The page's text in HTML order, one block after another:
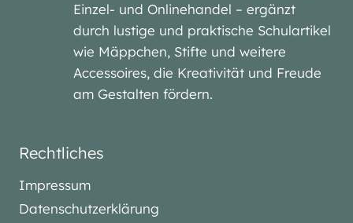
Einzel- und Onlinehandel – ergänzt
durch lustige und praktische Schulartikel
wie Mäppchen, Stifte und weitere
Accessoires, die Kreativität und Freude
am Gestalten fördern.
Rechtliches
Impressum
Datenschutzerklärung